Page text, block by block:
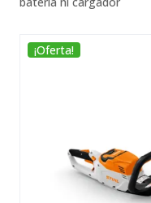
¡Oferta!